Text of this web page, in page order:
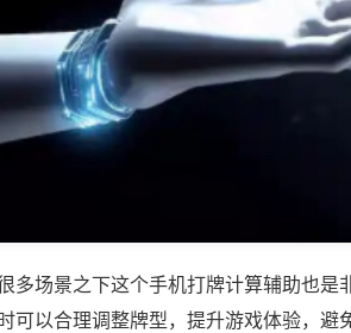
多场景之下这个手机打牌计算辅助也
可以合理调整牌型，提升游戏体验，避